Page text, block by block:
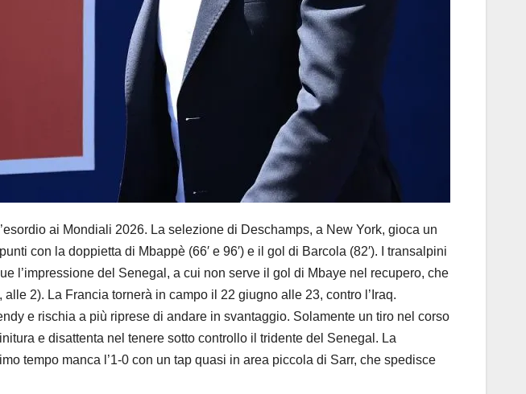
ai Mondiali 2026. La selezione di Deschamps, a New York, gioca un
con la doppietta di Mbappè (66′ e 96′) e il gol di Barcola (82′). I transalpini
l’impressione del Senegal, a cui non serve il gol di Mbaye nel recupero, che
2). La Francia tornerà in campo il 22 giugno alle 23, contro l’Iraq.
e rischia a più riprese di andare in svantaggio. Solamente un tiro nel corso
e disattenta nel tenere sotto controllo il tridente del Senegal. La
tempo manca l’1-0 con un tap quasi in area piccola di Sarr, che spedisce